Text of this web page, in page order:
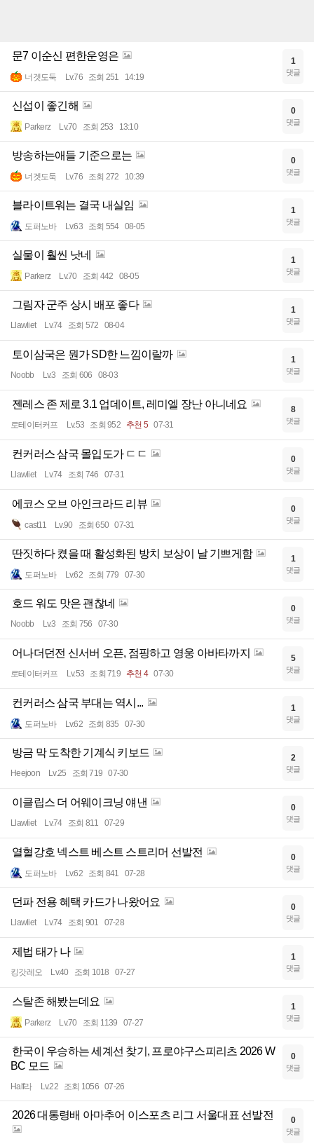
문7 이순신 편한운영은
너겟도둑 Lv.76 조회 251 14:19
1
댓글
신섭이 좋긴해
Parkerz Lv.70 조회 253 13:10
0
댓글
방송하는애들 기준으로는
너겟도둑 Lv.76 조회 272 10:39
0
댓글
블라이트워는 결국 내실임
도퍼노바 Lv.63 조회 554 08-05
1
댓글
실물이 훨씬 낫네
Parkerz Lv.70 조회 442 08-05
1
댓글
그림자 군주 상시 배포 좋다
Llawliet Lv.74 조회 572 08-04
1
댓글
토이삼국은 뭔가 SD한 느낌이랄까
Noobb Lv.3 조회 606 08-03
1
댓글
젠레스 존 제로 3.1 업데이트, 레미엘 장난 아니네요
로테이터커프 Lv.53 조회 952 추천 5 07-31
8
댓글
컨커러스 삼국 몰입도가 ㄷㄷ
Llawliet Lv.74 조회 746 07-31
0
댓글
에코스 오브 아인크라드 리뷰
cast11 Lv.90 조회 650 07-31
0
댓글
딴짓하다 켰을 때 활성화된 방치 보상이 날 기쁘게함
도퍼노바 Lv.62 조회 779 07-30
1
댓글
호드 워도 맛은 괜찮네
Noobb Lv.3 조회 756 07-30
0
댓글
어나더던전 신서버 오픈, 점핑하고 영웅 아바타까지
로테이터커프 Lv.53 조회 719 추천 4 07-30
5
댓글
컨커러스 삼국 부대는 역시...
도퍼노바 Lv.62 조회 835 07-30
1
댓글
방금 막 도착한 기계식 키보드
Heejoon Lv.25 조회 719 07-30
2
댓글
이클립스 더 어웨이크닝 얘낸
Llawliet Lv.74 조회 811 07-29
0
댓글
열혈강호 넥스트 베스트 스트리머 선발전
도퍼노바 Lv.62 조회 841 07-28
0
댓글
던파 전용 혜택 카드가 나왔어요
Llawliet Lv.74 조회 901 07-28
0
댓글
제법 태가 나
킹갓레오 Lv.40 조회 1018 07-27
1
댓글
스탈존 해봤는데요
Parkerz Lv.70 조회 1139 07-27
1
댓글
한국이 우승하는 세계선 찾기, 프로야구스피리츠 2026 W
BC 모드
Half라 Lv.22 조회 1056 07-26
0
댓글
2026 대통령배 아마추어 이스포츠 리그 서울대표 선발전 0
댓글